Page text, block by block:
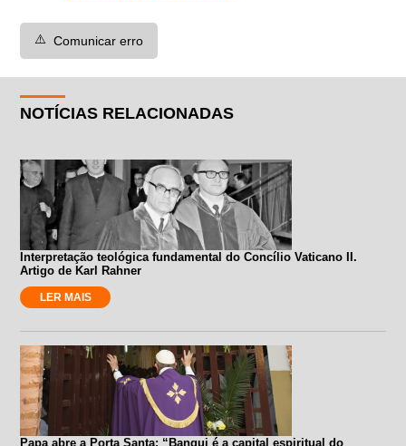
⚠️ Comunicar erro
NOTÍCIAS RELACIONADAS
Interpretação teológica fundamental do Concílio Vaticano II.
Artigo de Karl Rahner
LER MAIS
Papa abre a Porta Santa: “Bangui é a capital espiritual do